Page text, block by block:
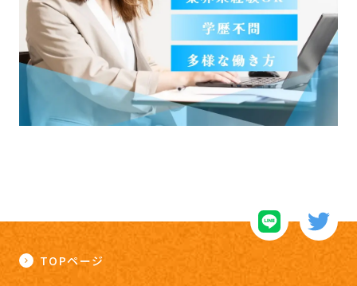
TOPページ